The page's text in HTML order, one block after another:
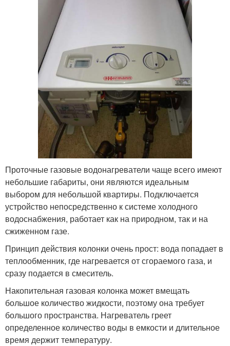
Проточные газовые водонагреватели чаще всего имеют
небольшие габариты, они являются идеальным
выбором для небольшой квартиры. Подключается
устройство непосредственно к системе холодного
водоснабжения, работает как на природном, так и на
сжиженном газе.
Принцип действия колонки очень прост: вода попадает в
теплообменник, где нагревается от сгораемого газа, и
сразу подается в смеситель.
Накопительная газовая колонка может вмещать
большое количество жидкости, поэтому она требует
большого пространства. Нагреватель греет
определенное количество воды в емкости и длительное
время держит температуру.